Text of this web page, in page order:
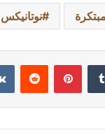
نوتانيكس
بينتيريست